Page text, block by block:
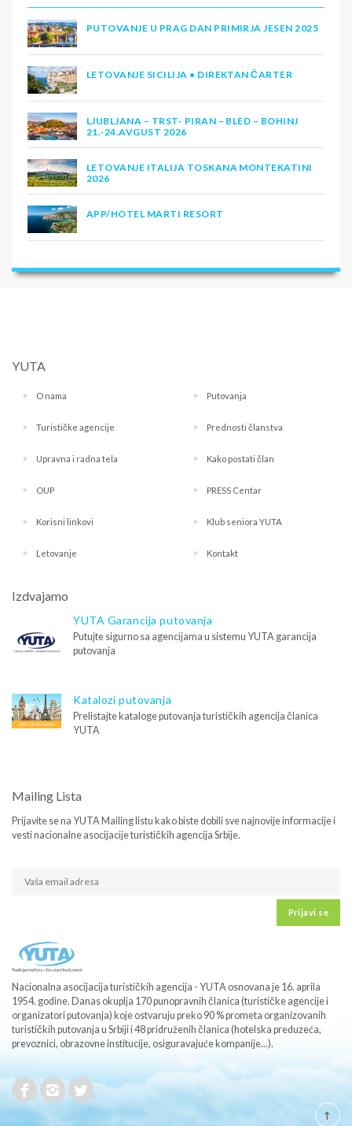
PUTOVANJE U PRAG DAN PRIMIRJA JESEN 2025
LETOVANJE SICILIJA • DIREKTAN ČARTER
LJUBLJANA – TRST- PIRAN – BLED – BOHINJ
21.-24.AVGUST 2026
LETOVANJE ITALIJA TOSKANA MONTEKATINI
2026
APP/HOTEL MARTI RESORT
YUTA
O nama Putovanja
Turističke agencije Prednosti članstva
Upravna i radna tela Kako postati član
OUP PRESS Centar
Korisni linkovi Klub seniora YUTA
Letovanje Kontakt
Izdvajamo
YUTA Garancija putovanja
Putujte sigurno sa agencijama u sistemu YUTA garancija
putovanja
Katalozi putovanja
Prelistajte kataloge putovanja turističkih agencija članica
YUTA
Mailing Lista
Prijavite se na YUTA Mailing listu kako biste dobili sve najnovije informacije i
vesti nacionalne asocijacije turističkih agencija Srbije.
Prijavi se
Nacionalna asocijacija turističkih agencija - YUTA osnovana je 16. aprila
1954. godine. Danas okuplja 170 punopravnih članica (turističke agencije i
organizatori putovanja) koje ostvaruju preko 90 % prometa organizovanih
turističkih putovanja u Srbiji i 48 pridruženih članica (hotelska preduzeća,
prevoznici, obrazovne institucije, osiguravajuće kompanije...).